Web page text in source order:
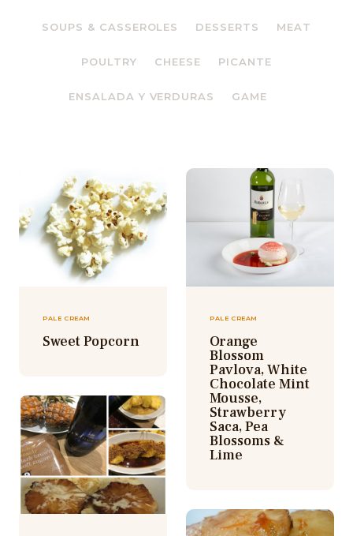
SOUPS & CASSEROLES DESSERTS MEAT
POULTRY CHEESE PICANTE
ENSALADA Y VERDURAS GAME
PALE CREAM
Sweet Popcorn
PALE CREAM
Orange
Blossom
Pavlova, White
Chocolate Mint
Mousse,
Strawberry
Saca, Pea
Blossoms &
Lime